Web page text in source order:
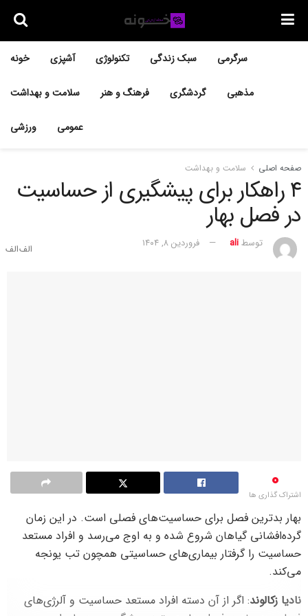
خونه آشپزی تکنولوژی سبک زندگی سرگرمی
سلامت و بهداشت فرهنگ و هنر گردشگری مذهبی
ورزشی عمومی
صفحه اصلی سلامت و بهداشت
۴ راهکار برای پیشگیری از حساسیت
در فصل بهار
توسطali فروردین ۸, ۱۴۰۴
0
اشتراک گذاری ها
بهار بدترین فصل برای حساسیت‌های فصلی است. در این زمان
گرده‌افشانی گیاهان شروع شده و به اوج می‌رسد و افراد مستعد
حساسیت را گرفتار بیماری‌های حساسیتی همچون تب یونجه
می‌کند.
نادیا زکالوند: اگر از آن دسته افراد مستعد حساسیت و آلرژی‌های